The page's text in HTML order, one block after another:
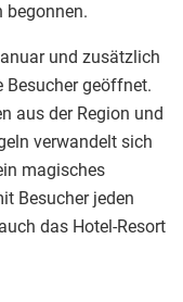
begonnen.
und zusätzlich
geöffnet.
aus der Region und
verwandelt sich
magisches
Besucher jeden
das Hotel-Resort